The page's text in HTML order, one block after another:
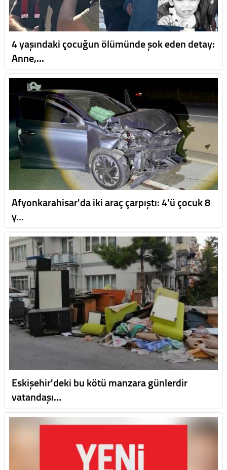
4 yaşındaki çocuğun ölümünde şok eden detay:
Anne,…
Afyonkarahisar'da iki araç çarpıştı: 4'ü çocuk 8
y…
Eskişehir'deki bu kötü manzara günlerdir
vatandaşı…